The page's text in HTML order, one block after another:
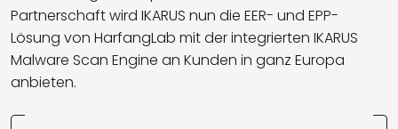
Partnerschaft wird IKARUS nun die EER- und EPP-
Lösung von HarfangLab mit der integrierten IKARUS
Malware Scan Engine an Kunden in ganz Europa
anbieten.